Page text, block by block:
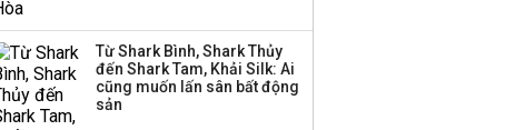
tăng vốn lên gần
77.800 tỷ
Từ Shark Bình, Shark Thủy
đến Shark Tam, Khải Silk: Ai
cũng muốn lấn sân bất động
sản